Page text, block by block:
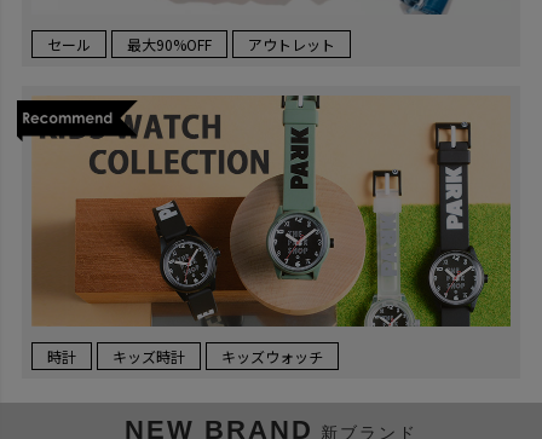
セール 最大90%OFF アウトレット
時計 キッズ時計 キッズウォッチ
NEW BRAND 新ブランド